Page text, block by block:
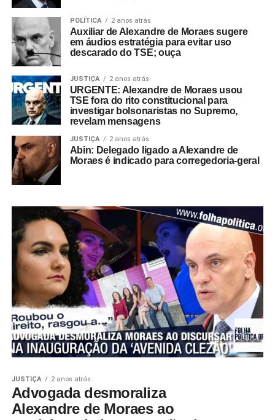
POLÍTICA 2 anos atrás
Auxiliar de Alexandre de Moraes sugere
em áudios estratégia para evitar uso
descarado do TSE; ouça
JUSTIÇA 2 anos atrás
URGENTE: Alexandre de Moraes usou
TSE fora do rito constitucional para
investigar bolsonaristas no Supremo,
revelam mensagens
JUSTIÇA 2 anos atrás
Abin: Delegado ligado a Alexandre de
Moraes é indicado para corregedoria-geral
JUSTIÇA 2 anos atrás
Advogada desmoraliza
Alexandre de Moraes ao